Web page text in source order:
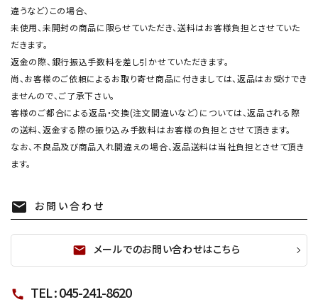
違うなど）この場合、
未使用、未開封の商品に限らせていただき、送料はお客様負担とさせていた
だきます。
返金の際、銀行振込手数料を差し引かせていただきます。
尚、お客様のご依頼によるお取り寄せ商品に付きましては、返品はお受けでき
ませんので、ご了承下さい。
客様のご都合による返品・交換(注文間違いなど）については、返品される際
の送料、返金する際の振り込み手数料はお客様の負担とさせて頂きます。
なお、不良品及び商品入れ間違えの場合、返品送料は当社負担とさせて頂き
ます。
mail お問い合わせ
mail メールでのお問い合わせはこちら
call TEL : 045-241-8620